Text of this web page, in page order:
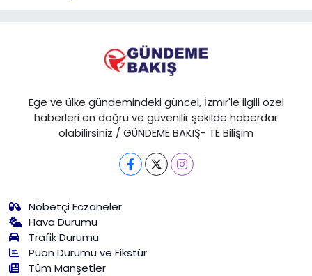
Ege ve ülke gündemindeki güncel, İzmir'le ilgili özel
haberleri en doğru ve güvenilir şekilde haberdar
olabilirsiniz / GÜNDEME BAKIŞ- TE Bilişim
Nöbetçi Eczaneler
Hava Durumu
Trafik Durumu
Puan Durumu ve Fikstür
Tüm Manşetler